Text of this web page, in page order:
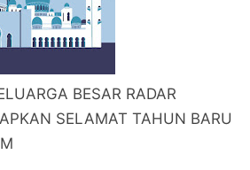
BESAR RADAR
SELAMAT TAHUN BARU